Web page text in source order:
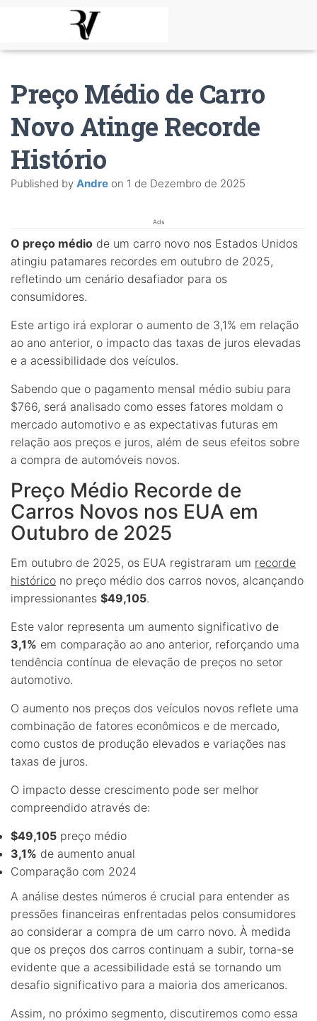
Preço Médio de Carro
Novo Atinge Recorde
Histório
Published by Andre on 1 de Dezembro de 2025
Ads
O preço médio de um carro novo nos Estados Unidos
atingiu patamares recordes em outubro de 2025,
refletindo um cenário desafiador para os
consumidores.
Este artigo irá explorar o aumento de 3,1% em relação
ao ano anterior, o impacto das taxas de juros elevadas
e a acessibilidade dos veículos.
Sabendo que o pagamento mensal médio subiu para
$766, será analisado como esses fatores moldam o
mercado automotivo e as expectativas futuras em
relação aos preços e juros, além de seus efeitos sobre
a compra de automóveis novos.
Preço Médio Recorde de
Carros Novos nos EUA em
Outubro de 2025
Em outubro de 2025, os EUA registraram um recorde
histórico no preço médio dos carros novos, alcançando
impressionantes $49,105.
Este valor representa um aumento significativo de
3,1% em comparação ao ano anterior, reforçando uma
tendência contínua de elevação de preços no setor
automotivo.
O aumento nos preços dos veículos novos reflete uma
combinação de fatores econômicos e de mercado,
como custos de produção elevados e variações nas
taxas de juros.
O impacto desse crescimento pode ser melhor
compreendido através de:
$49,105 preço médio
3,1% de aumento anual
Comparação com 2024
A análise destes números é crucial para entender as
pressões financeiras enfrentadas pelos consumidores
ao considerar a compra de um carro novo. À medida
que os preços dos carros continuam a subir, torna-se
evidente que a acessibilidade está se tornando um
desafio significativo para a maioria dos americanos.
Assim, no próximo segmento, discutiremos como essa